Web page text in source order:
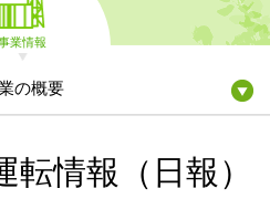
業情報
の概要
情報（日報）